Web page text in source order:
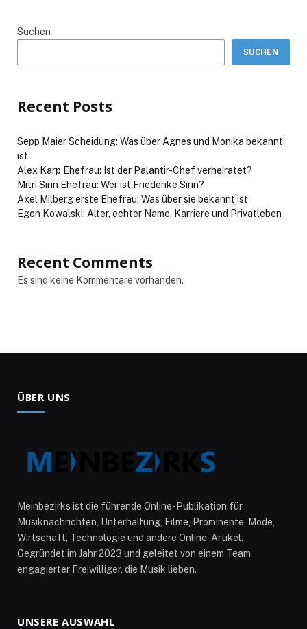
Suchen
SUCHEN
Recent Posts
Sepp Maier Scheidung: Was über Agnes und Monika bekannt
ist
Alex Karp Ehefrau: Ist der Palantir-Chef verheiratet?
Mitri Sirin Ehefrau: Wer ist Friederike Sirin?
Axel Milberg erste Ehefrau: Was über sie bekannt ist
Egon Kowalski: Alter, echter Name, Karriere und Privatleben
Recent Comments
Es sind keine Kommentare vorhanden.
ÜBER UNS
Meinbezirks ist die führende Online-Publikation für
Musiknachrichten, Unterhaltung, Filme, Prominente, Mode,
Wirtschaft, Technologie und andere Online-Artikel.
Gegründet im Jahr 2023 und geleitet von einem Team
engagierter Freiwilliger, die Musik lieben.
UNSERE AUSWAHL